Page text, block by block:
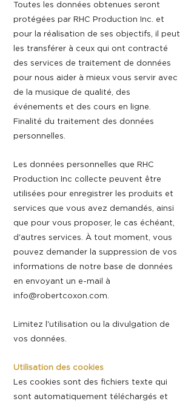
Toutes les données obtenues seront
protégées par RHC Production Inc. et
pour la réalisation de ses objectifs, il peut
les transférer à ceux qui ont contracté
des services de traitement de données
pour nous aider à mieux vous servir avec
de la musique de qualité, des
événements et des cours en ligne.
Finalité du traitement des données
personnelles.
Les données personnelles que RHC
Production Inc collecte peuvent être
utilisées pour enregistrer les produits et
services que vous avez demandés, ainsi
que pour vous proposer, le cas échéant,
d'autres services. À tout moment, vous
pouvez demander la suppression de vos
informations de notre base de données
en envoyant un e-mail à
info@robertcoxon.com.
Limitez l'utilisation ou la divulgation de
vos données.
Utilisation des cookies
Les cookies sont des fichiers texte qui
sont automatiquement téléchargés et